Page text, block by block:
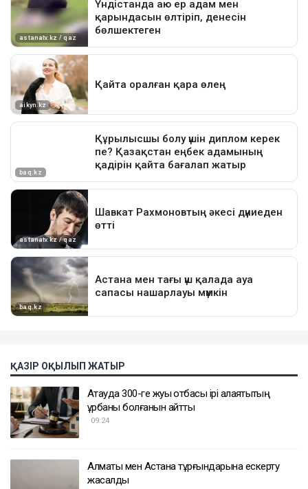
ҚАЗІР ОҚЫЛЫП ЖАТЫР
Ақтауда 300-ге жуық отбасы ірі алаяқтықтың
құрбаны болғанын айтты
09:24
Алматы мен Астана тұрғындарына ескерту
жасалды